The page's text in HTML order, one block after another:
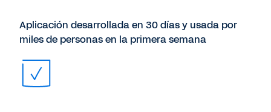
Aplicación desarrollada en 30 días y usada por
miles de personas en la primera semana